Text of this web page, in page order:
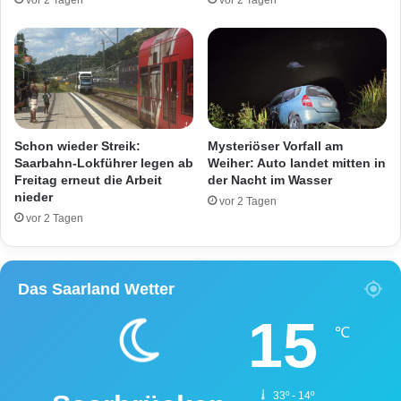
c
t
!
o
r
r
a
d
S
p
r
i
t
z
Schon wieder Streik:
Saarbahn-Lokführer legen ab
Freitag erneut die Arbeit
nieder
vor 2 Tagen
Mysteriöser Vorfall am
Weiher: Auto landet mitten in
der Nacht im Wasser
vor 2 Tagen
Das Saarland Wetter
15 ℃
33º - 14º